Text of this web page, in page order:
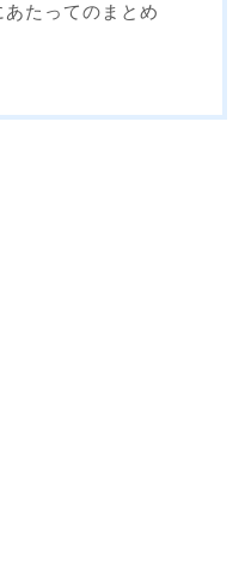
あたってのまとめ